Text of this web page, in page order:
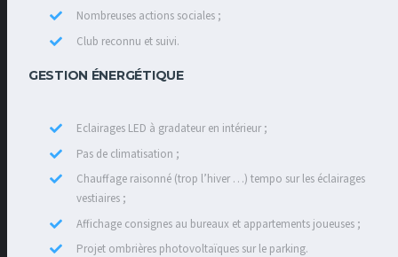
Nombreuses actions sociales ;
Club reconnu et suivi.
GESTION ÉNERGÉTIQUE
Eclairages LED à gradateur en intérieur ;
Pas de climatisation ;
Chauffage raisonné (trop l’hiver …) tempo sur les éclairages
vestiaires ;
Affichage consignes au bureaux et appartements joueuses ;
Projet ombrières photovoltaïques sur le parking.